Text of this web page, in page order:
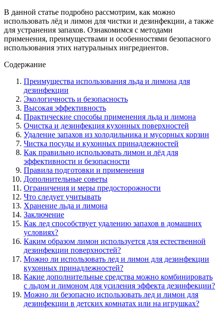
В данной статье подробно рассмотрим, как можно
использовать лёд и лимон для чистки и дезинфекции, а также
для устранения запахов. Ознакомимся с методами
применения, преимуществами и особенностями безопасного
использования этих натуральных ингредиентов.
Содержание
Преимущества использования льда и лимона для
дезинфекции
Экологичность и безопасность
Высокая эффективность
Практические способы применения льда и лимона
Очистка и дезинфекция кухонных поверхностей
Удаление запахов из холодильника и мусорных корзин
Чистка посуды и кухонных принадлежностей
Как правильно использовать лимон и лёд для
эффективности и безопасности
Правила подготовки и применения
Дополнительные советы
Ограничения и меры предосторожности
Что следует учитывать
Хранение льда и лимона
Заключение
Как лед способствует удалению запахов в домашних
условиях?
Каким образом лимон используется для естественной
дезинфекции поверхностей?
Можно ли использовать лед и лимон для дезинфекции
кухонных принадлежностей?
Какие дополнительные средства можно комбинировать
с льдом и лимоном для усиления эффекта дезинфекции?
Можно ли безопасно использовать лед и лимон для
дезинфекции в детских комнатах или на игрушках?